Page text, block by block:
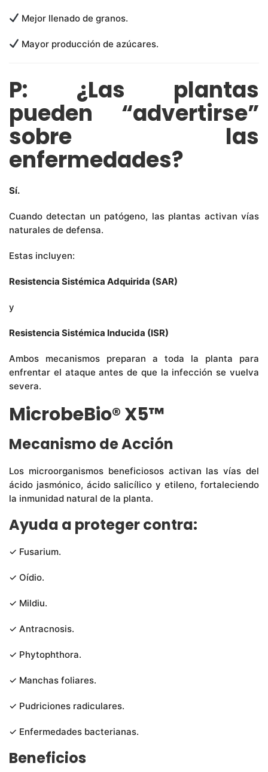
Mejor llenado de granos.
Mayor producción de azúcares.
P: ¿Las plantas
pueden “advertirse”
sobre las
enfermedades?
Sí.
Cuando detectan un patógeno, las plantas activan vías
naturales de defensa.
Estas incluyen:
Resistencia Sistémica Adquirida (SAR)
y
Resistencia Sistémica Inducida (ISR)
Ambos mecanismos preparan a toda la planta para
enfrentar el ataque antes de que la infección se vuelva
severa.
MicrobeBio® X5™
Mecanismo de Acción
Los microorganismos beneficiosos activan las vías del
ácido jasmónico, ácido salicílico y etileno, fortaleciendo
la inmunidad natural de la planta.
Ayuda a proteger contra:
✓ Fusarium.
✓ Oídio.
✓ Mildiu.
✓ Antracnosis.
✓ Phytophthora.
✓ Manchas foliares.
✓ Pudriciones radiculares.
✓ Enfermedades bacterianas.
Beneficios